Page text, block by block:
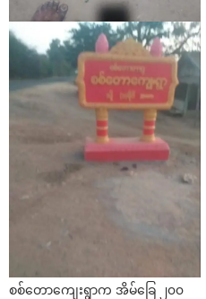
စစ်တောကျေးရွာက အိမ်ခြေ ၂၀၀